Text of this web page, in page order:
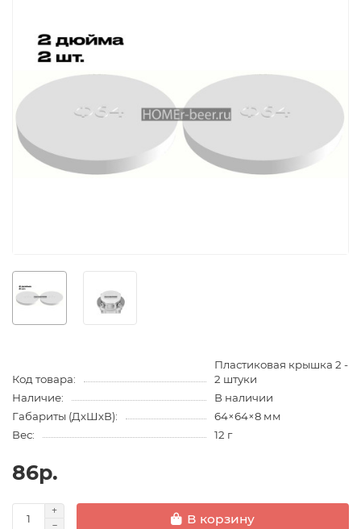
Код товара:
Пластиковая крышка 2 -
2 штуки
Наличие:
В наличии
Габариты (ДхШхВ):
64×64×8 мм
Вес:
12 г
86р.
В корзину